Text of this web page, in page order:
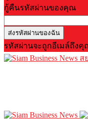
กู้คืนรหัสผ่านของคุณ
รหัสผ่านจะถูกอีเมล์ถึงคุ
ส